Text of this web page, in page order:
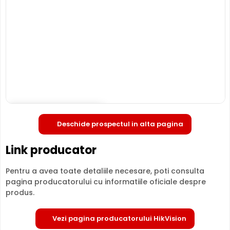
infrarosu cu LED-uri IR.
LENTILA FIXA
Camera HIKVISION DS-2CD2T26G2-4I 2Care o lentila ce
Deschide prospectul in alta pagina
Link producator
Pentru a avea toate detaliile necesare, poti consulta
pagina producatorului cu informatiile oficiale despre
produs.
Vezi pagina producatorului HikVision